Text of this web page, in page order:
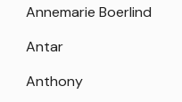
Annemarie Boerlind
Antar
Anthony